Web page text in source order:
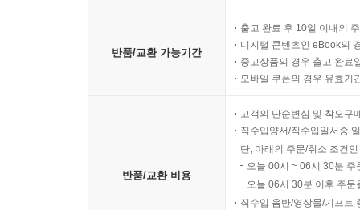
반품/교환 가능기간
출고 완료 후 10일 이내의
디지털 콘텐츠인 eBook의
중고상품의 경우 출고 완료
모바일 쿠폰의 경우 유효기
반품/교환 비용
고객의 단순변심 및 착오구
직수입양서/직수입일서중
단, 아래의 주문/취소 조건
오늘 00시 ~ 06시 30분
오늘 06시 30분 이후 주
직수입 음반/영상물/기프트